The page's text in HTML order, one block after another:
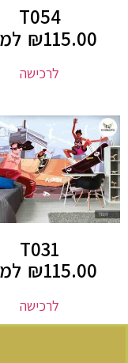
T054
₪115.00
לרכישה
T031
₪115.00
לרכישה